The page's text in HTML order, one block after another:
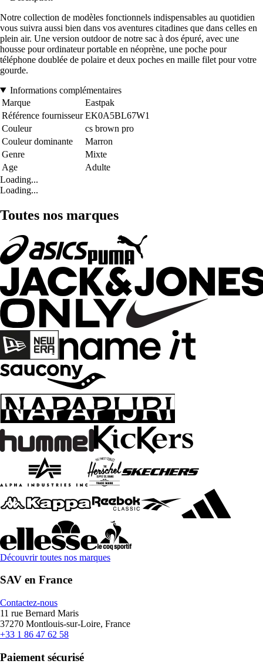
Notre collection de modèles fonctionnels indispensables au quotidien
vous suivra aussi bien dans vos aventures citadines que dans celles en
plein air. Une version outdoor de notre sac à dos épuré, avec une
housse pour ordinateur portable en néoprène, une poche pour
téléphone doublée de polaire et deux poches en maille filet pour votre
gourde.
Informations complémentaires
Marque
Eastpak
Référence fournisseur EK0A5BL67W1
Couleur
cs brown pro
Couleur dominante
Marron
Genre
Mixte
Age
Adulte
Loading...
Loading...
Toutes nos marques
Découvrir toutes nos marques
SAV en France
Contactez-nous
11 rue Bernard Maris
37270 Montlouis-sur-Loire, France
+33 1 86 47 62 58
Paiement sécurisé